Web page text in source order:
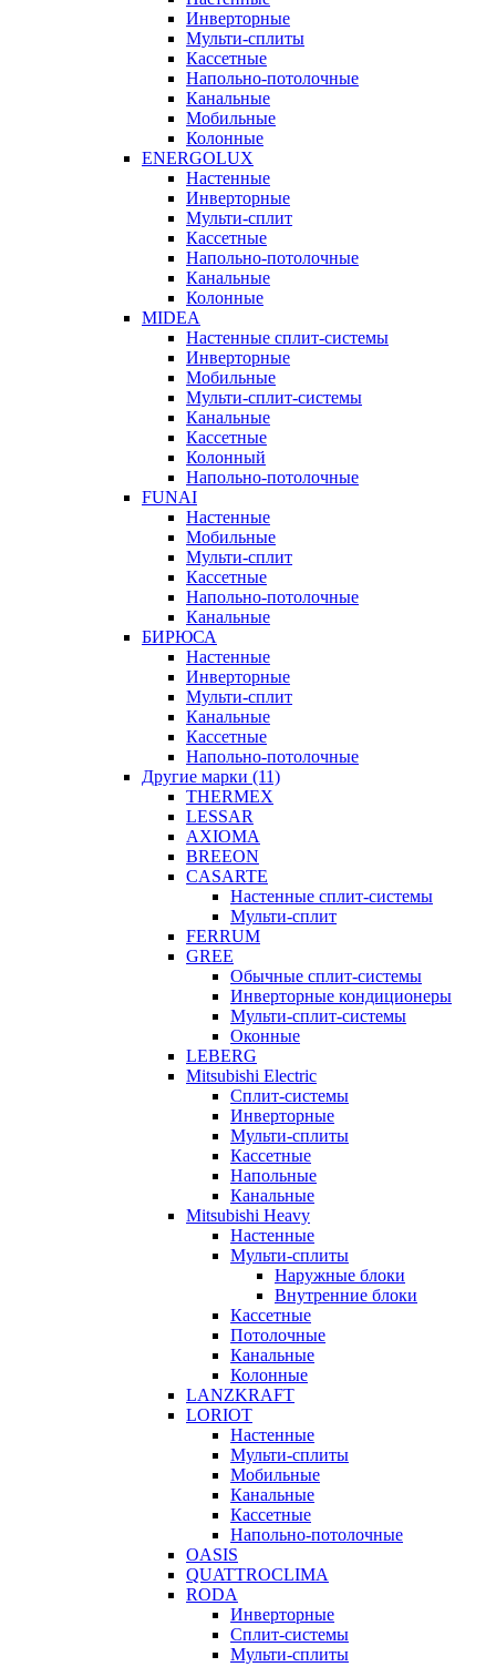
Инверторные
Мульти-сплиты
Кассетные
Напольно-потолочные
Канальные
Мобильные
Колонные
ENERGOLUX
Настенные
Инверторные
Мульти-сплит
Кассетные
Напольно-потолочные
Канальные
Колонные
MIDEA
Настенные сплит-системы
Инверторные
Мобильные
Мульти-сплит-системы
Канальные
Кассетные
Колонный
Напольно-потолочные
FUNAI
Настенные
Мобильные
Мульти-сплит
Кассетные
Напольно-потолочные
Канальные
БИРЮСА
Настенные
Инверторные
Мульти-сплит
Канальные
Кассетные
Напольно-потолочные
Другие марки (11)
THERMEX
LESSAR
AXIOMA
BREEON
CASARTE
Настенные сплит-системы
Мульти-сплит
FERRUM
GREE
Обычные сплит-системы
Инверторные кондиционеры
Мульти-сплит-системы
Оконные
LEBERG
Mitsubishi Electric
Cплит-системы
Инверторные
Мульти-сплиты
Кассетные
Напольные
Канальные
Mitsubishi Heavy
Настенные
Мульти-сплиты
Наружные блоки
Внутренние блоки
Кассетные
Потолочные
Канальные
Колонные
LANZKRAFT
LORIOT
Настенные
Мульти-сплиты
Мобильные
Канальные
Кассетные
Напольно-потолочные
OASIS
QUATTROCLIMA
RODA
Инверторные
Сплит-системы
Мульти-сплиты